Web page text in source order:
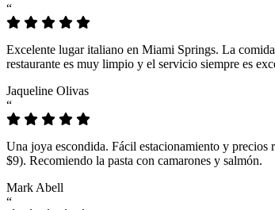
“
Excelente lugar italiano en Miami Springs. La
restaurante es muy limpio y el servicio siempre es
Jaqueline Olivas
“
Una joya escondida. Fácil estacionamiento y
$9). Recomiendo la pasta con camarones y salmón.
Mark Abell
“